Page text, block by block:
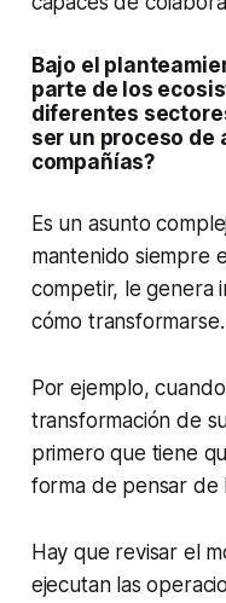
Bajo el
parte de los
diferentes
ser un proceso de
compañías?
Es un asunto
mantenido siempre
competir, le genera
cómo transformarse.
Por ejemplo,
transformación de
primero que tiene
forma de pensar de
Hay que revisar el
ejecutan las